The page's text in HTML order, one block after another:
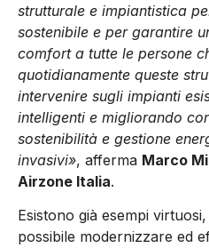
strutturale e impiantistica
sostenibile e per garantire
comfort a tutte le persone
quotidianamente queste
intervenire sugli impianti
intelligenti e migliorando
sostenibilità e gestione
invasivi», afferma Marco
Airzone Italia.
Esistono già esempi
possibile modernizzare ed